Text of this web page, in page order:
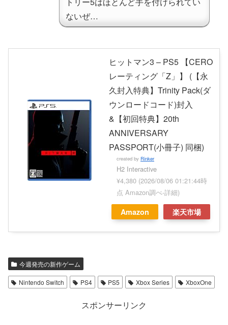
ないぜ…
ヒットマン3 – PS5 【CERO
レーティング「Z」】 (【永
久封入特典】Trinity Pack(ダ
ウンロードコード)封入
&【初回特典】20th
ANNIVERSARY
PASSPORT(小冊子) 同梱)
created by Rinker
H2 Interactive
¥4,380 (2026/08/06 01:21:44時
点 Amazon調べ-詳細)
Amazon 楽天市場
今週発売の新作ゲーム
Nintendo Switch PS4 PS5 Xbox Series XboxOne
スポンサーリンク